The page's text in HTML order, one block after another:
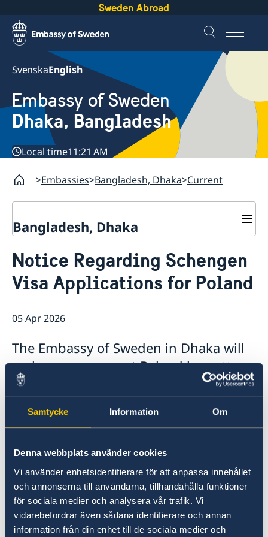
Samtycke Information Om
Denna webbplats använder cookies
Vi använder enhetsidentifierare för att anpassa innehållet
och annonserna till användarna, tillhandahålla funktioner
för sociala medier och analysera vår trafik. Vi
vidarebefordrar även sådana identifierare och annan
information från din enhet till de sociala medier och
Sweden Abroad
SvenskaEnglish
Embassy of Sweden
Dhaka, Bangladesh
Local time11:21 AM
Embassies Bangladesh, Dhaka Current
Bangladesh, Dhaka
About us
Embassy staff
Current
Notice Regarding Schengen
Visa Applications for Poland
05 Apr 2026
The Embassy of Sweden in Dhaka will
no longer represent Poland in matters
related to Schengen visa applications.
The last day to apply for a Schengen
visa through VFS Global Sweden will be
If Poland is the main destination of the trip to
the Schengen area, you will need to follow the
updated procedures for applying directly
through Polish authorities.